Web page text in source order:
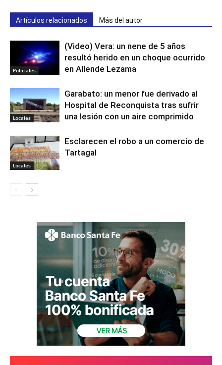
Artículos relacionados Más del autor
Policiales
(Video) Vera: un nene de 5 años
resultó herido en un choque ocurrido
en Allende Lezama
Locales
Garabato: un menor fue derivado al
Hospital de Reconquista tras sufrir
una lesión con un aire comprimido
Locales
Esclarecen el robo a un comercio de
Tartagal